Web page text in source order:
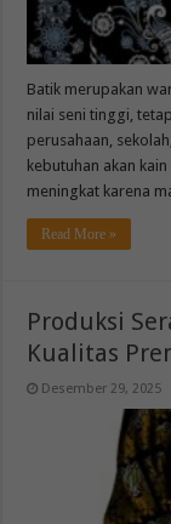
Batik merupakan
nilai seni tinggi,
perusahaan,
kebutuhan akan
meningkat karena
Read More »
Produksi
Kualitas
Desember 29, 2025